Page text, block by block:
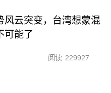
风云突变，台湾想蒙混
可能了
阅读 229927